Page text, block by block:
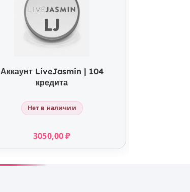
КУПИТЬ
Аккаунт LiveJasmin | 104
кредита
Нет в наличии
3050,00₽